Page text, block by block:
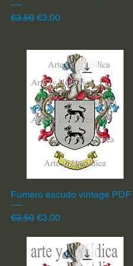
Regular Price
€3.50 Sale Price
€3.00
Quick View
Fumero escudo vintage PDF
Regular Price
€3.50 Sale Price
€3.00